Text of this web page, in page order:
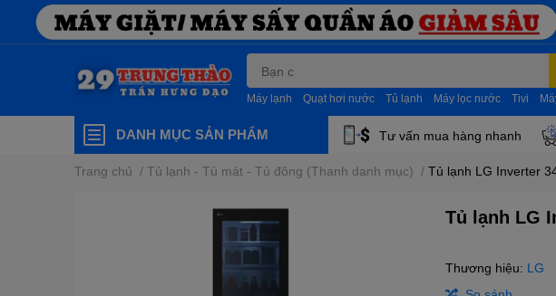
Máy lạnh Quạt hơi nước Tủ lạnh Máy lọc nước Tivi
DANH MỤC SẢN PHẨM Tư vấn mua hàng nhanh
Trang chủ / Tủ lạnh - Tủ mát - Tủ đông (Thanh danh mục) / Tủ lạnh LG Inverter
Tủ lạnh LG
Thương hiệu: LG